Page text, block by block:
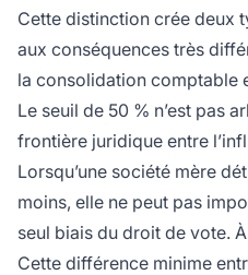
Cette distinction crée deux
aux conséquences très
la consolidation comptable
Le seuil de 50 % n’est pas
frontière juridique entre
Lorsqu’une société mère
moins, elle ne peut pas
seul biais du droit de vote.
Cette différence minime